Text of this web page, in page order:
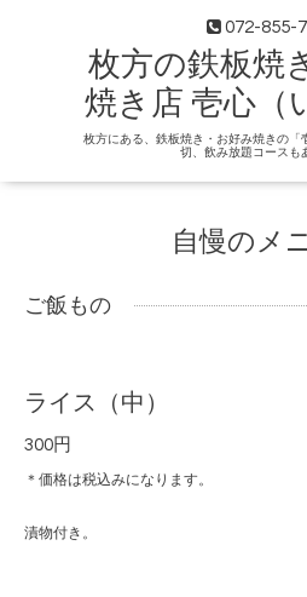
072-855-
枚方の鉄板焼
焼き店 壱心（
枚方にある、鉄板焼き・お好み焼きの「
切、飲み放題コースも
自慢のメ
ご飯もの
ライス（中）
300円
＊価格は税込みになります。
漬物付き。